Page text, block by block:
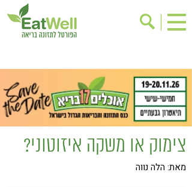
בישול בריא
אינדקס עסקים
ריפוי ומניעת מחלות
בריאות האישה
תוספי תזונה
מתכוני בריאות
אירועים
שינוי תזונתי
גישות בתזונה
צימוק או משקה איזוטוני?
מאת: הלה נווה